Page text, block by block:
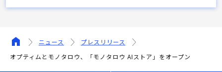
ニュース
プレスリリース
オプティムとモノタロウ、「モノタロウ AIストア」をオープン